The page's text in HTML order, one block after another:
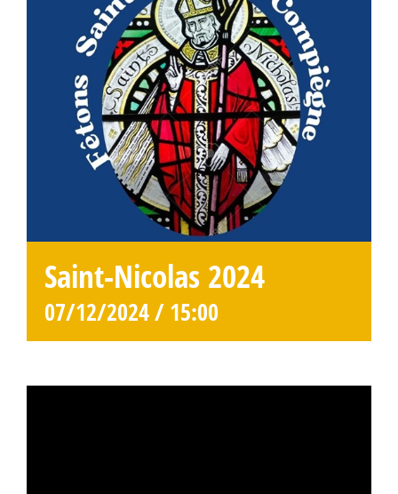
Saint-Nicolas 2024
07/12/2024 / 15:00